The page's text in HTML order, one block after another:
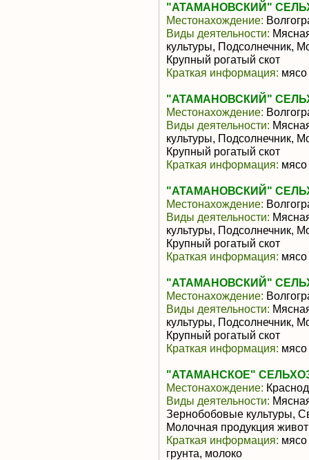
"АТАМАНОВСКИЙ"
Местонахождение:
Виды деятельности:
культуры, Подсолнечник,
Крупный рогатый скот
Краткая информация: мясо
"АТАМАНОВСКИЙ"
Местонахождение:
Виды деятельности:
культуры, Подсолнечник,
Крупный рогатый скот
Краткая информация: мясо
"АТАМАНОВСКИЙ"
Местонахождение:
Виды деятельности:
культуры, Подсолнечник,
Крупный рогатый скот
Краткая информация: мясо
"АТАМАНОВСКИЙ"
Местонахождение:
Виды деятельности:
культуры, Подсолнечник,
Крупный рогатый скот
Краткая информация: мясо
"АТАМАНСКОЕ"
Местонахождение:
Виды деятельности:
Зернобобовые культуры,
Молочная продукция
Краткая информация: мясо
грунта, молоко